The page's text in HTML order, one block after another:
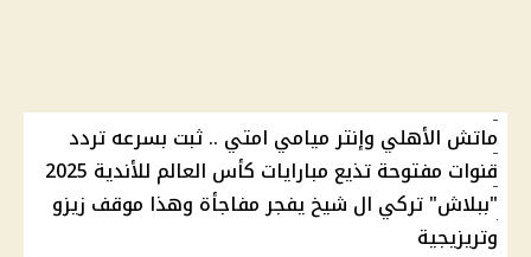
ماتش الأهلي وإنتر ميامي امتي .. ثبت بسرعه تردد
قنوات مفتوحة تذيع مبارايات كأس العالم للأندية 2025
"ببلاش" تركي ال شيخ يفجر مفاجأة وهذا موقف زيزو
وتريزيجية